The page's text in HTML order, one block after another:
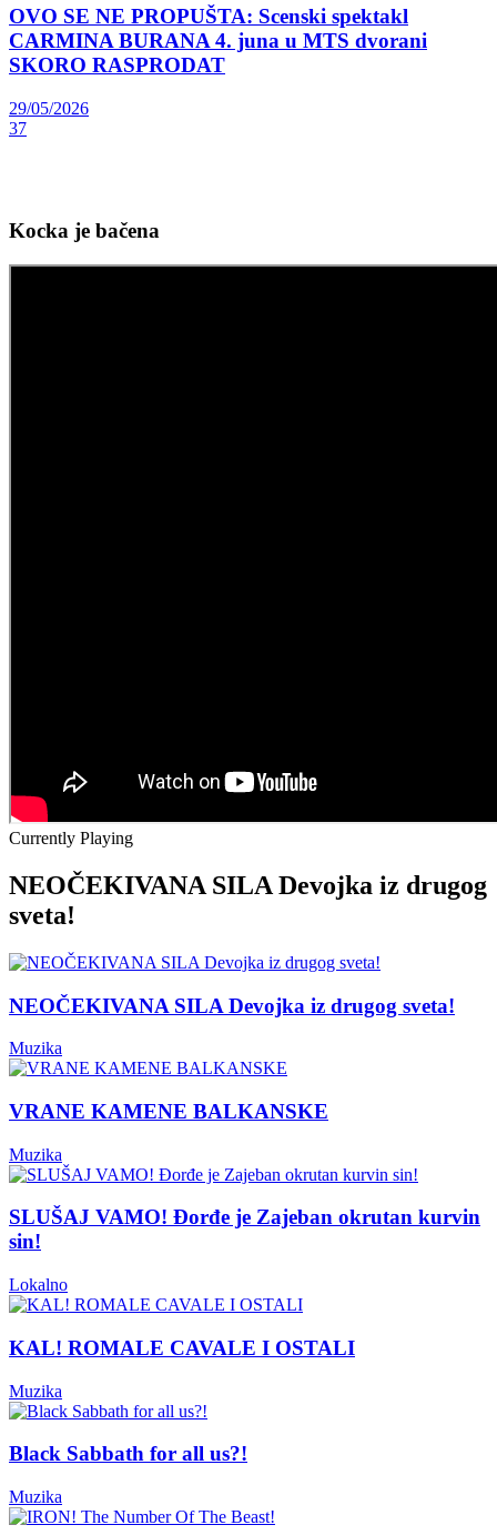
OVO SE NE PROPUŠTA: Scenski spektakl
CARMINA BURANA 4. juna u MTS dvorani
SKORO RASPRODAT
29/05/2026
37
Kocka je bačena
Currently Playing
NEOČEKIVANA SILA Devojka iz drugog
sveta!
NEOČEKIVANA SILA Devojka iz drugog sveta!
Muzika
VRANE KAMENE BALKANSKE
Muzika
SLUŠAJ VAMO! Đorđe je Zajeban okrutan kurvin
sin!
Lokalno
KAL! ROMALE CAVALE I OSTALI
Muzika
Black Sabbath for all us?!
Muzika